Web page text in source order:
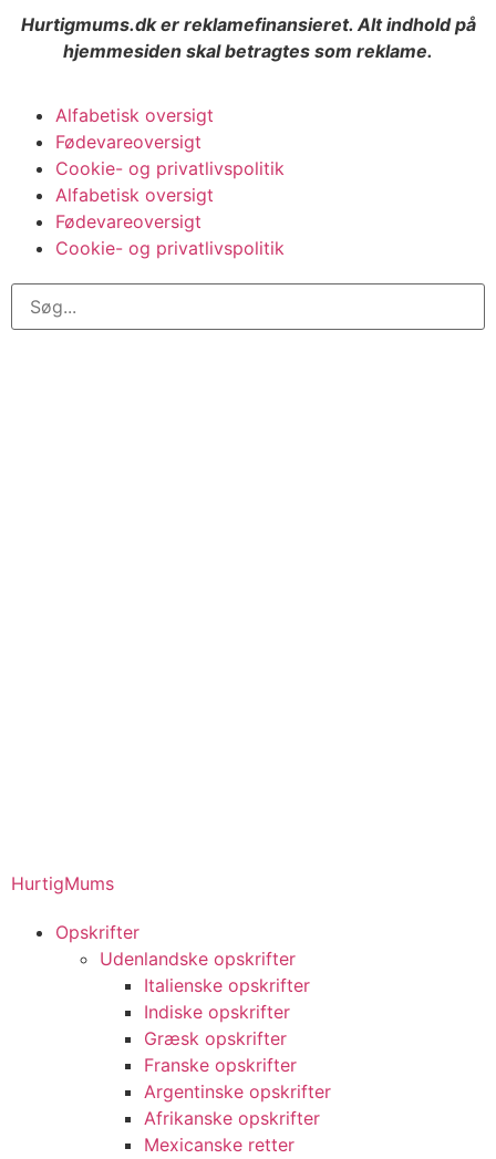
Hurtigmums.dk er reklamefinansieret. Alt indhold på
hjemmesiden skal betragtes som reklame.
Alfabetisk oversigt
Fødevareoversigt
Cookie- og privatlivspolitik
Alfabetisk oversigt
Fødevareoversigt
Cookie- og privatlivspolitik
HurtigMums
Opskrifter
Udenlandske opskrifter
Italienske opskrifter
Indiske opskrifter
Græsk opskrifter
Franske opskrifter
Argentinske opskrifter
Afrikanske opskrifter
Mexicanske retter